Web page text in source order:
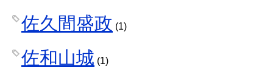
佐久間盛政 (1)
佐和山城 (1)